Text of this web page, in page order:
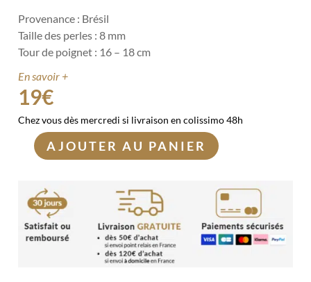
Provenance : Brésil
Taille des perles : 8 mm
Tour de poignet : 16 – 18 cm
En savoir +
19€
Chez vous dès mercredi si livraison en colissimo 48h
quantité
Bracelet
Jaspe
Léopard
AJOUTER AU PANIER